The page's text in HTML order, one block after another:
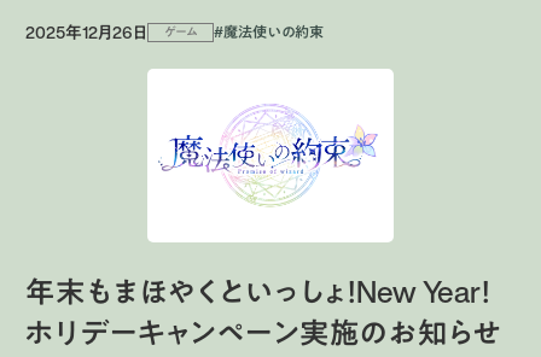
2025年12月26日 ゲーム #魔法使いの約束
年末もまほやくといっしょ！New Year！
ホリデーキャンペーン実施のお知らせ